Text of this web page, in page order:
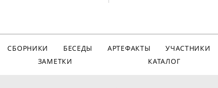
СБОРНИКИ БЕСЕДЫ АРТЕФАКТЫ
УЧАСТНИКИ
ЗАМЕТКИ
КАТАЛОГ